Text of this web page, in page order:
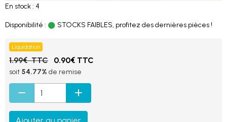
En stock : 4
Disponibilité : STOCKS FAIBLES, profitez des dernières pièces !
Liquidation
1.99€ TTC 0.90€ TTC
soit 54.77% de remise